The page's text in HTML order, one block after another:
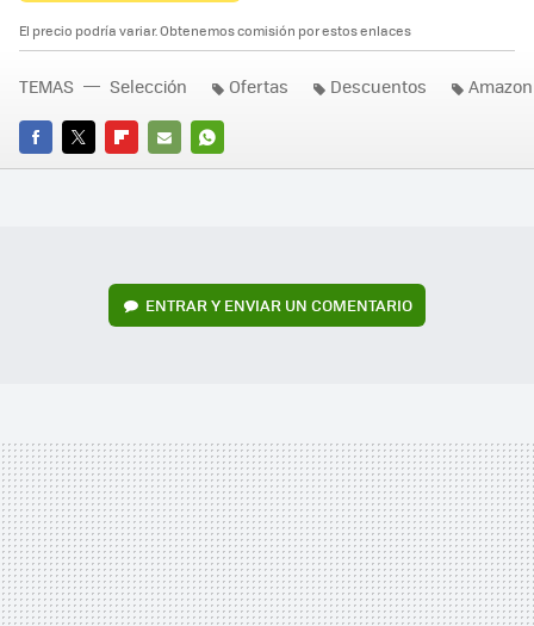
El precio podría variar. Obtenemos comisión por estos enlaces
FACEBOOK
TWITTERFLIPBOARD
E-
WHATSAPP
TEMAS Selección Ofertas Descuentos
ENTRAR Y ENVIAR UN COMENTARIO